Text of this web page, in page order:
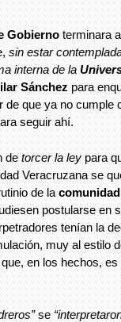
Gobierno terminara
sin estar
interna de la
Sánchez para
que ya no cumple
seguir ahí.
de torcer la ley para
Veracruzana se
de la
postularse en
tenían la
muy al estilo
en los hechos, es
se